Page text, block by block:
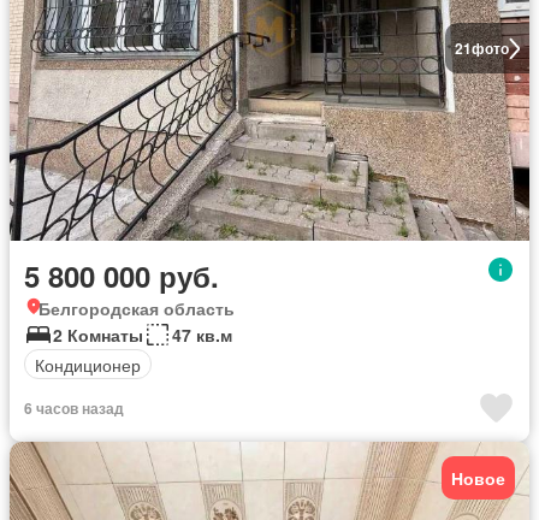
21фото
5 800 000 руб.
Белгородская область
2 Комнаты
47 кв.м
Кондиционер
6 часов назад
Новое